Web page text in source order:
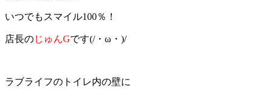
いつでもスマイル100％！
店長のじゅんGです(/・ω・)/
ラブライフのトイレ内の壁に